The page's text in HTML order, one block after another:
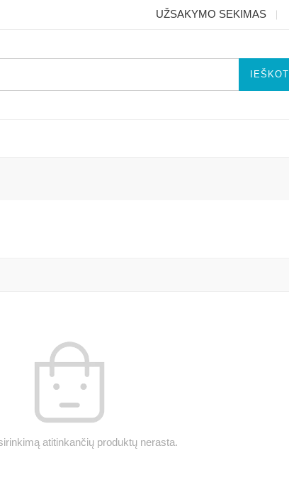
UŽSAKYMO SEKIMAS
IEŠKOTI
atitinkančių produktų nerasta.